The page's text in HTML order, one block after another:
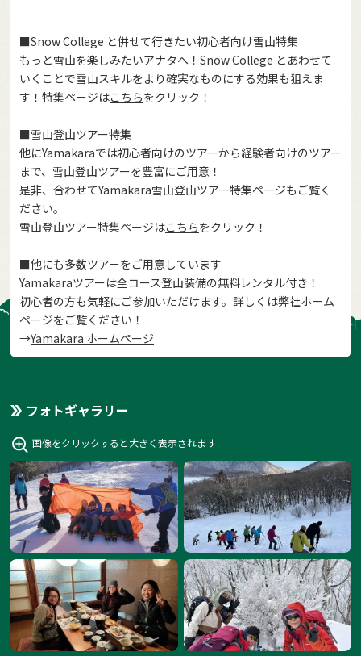
■Snow College と併せて行きたい初心者向け雪山特集
もっと雪山を楽しみたいアナタへ！Snow College とあわせて
いくことで雪山スキルをより確実なものにする効果も狙えま
す！特集ページはこちらをクリック！
■雪山登山ツアー特集
他にYamakaraでは初心者向けのツアーから経験者向けのツアー
まで、雪山登山ツアーを豊富にご用意！
是非、合わせてYamakara雪山登山ツアー特集ページもご覧く
ださい。
雪山登山ツアー特集ページはこちらをクリック！
■他にも多数ツアーをご用意しています
Yamakaraツアーは全コース登山装備の無料レンタル付き！
初心者の方も気軽にご参加いただけます。詳しくは弊社ホーム
ページをご覧ください！
→Yamakara ホームページ
フォトギャラリー
画像をクリックすると大きく表示されます